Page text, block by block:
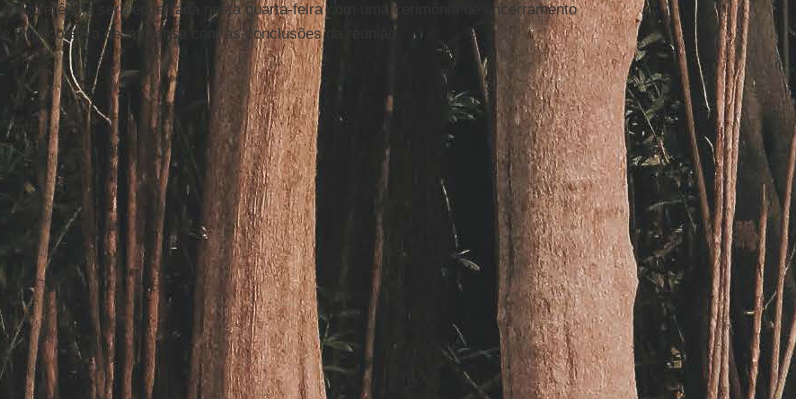
A conferência será encerrada nesta quarta-feira com uma cerimônia de encerramento
e uma coletiva de imprensa com as conclusões da reunião.